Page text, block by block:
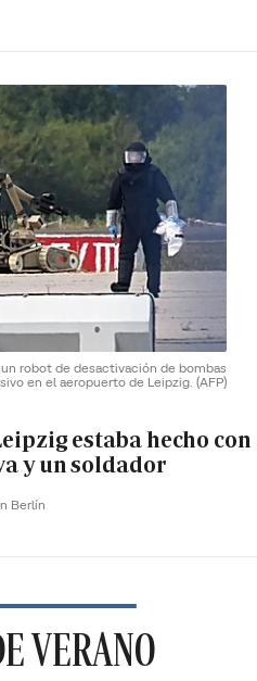
robot de desactivación de bombas
en el aeropuerto de Leipzig. (AFP)
estaba hecho con
y un soldador
Berlín
VERANO